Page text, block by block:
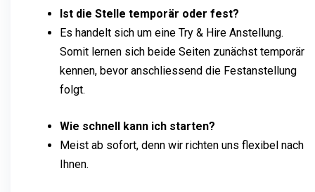
Ist die Stelle temporär oder fest?
Es handelt sich um eine Try & Hire Anstellung.
Somit lernen sich beide Seiten zunächst temporär
kennen, bevor anschliessend die Festanstellung
folgt.
Wie schnell kann ich starten?
Meist ab sofort, denn wir richten uns flexibel nach
Ihnen.